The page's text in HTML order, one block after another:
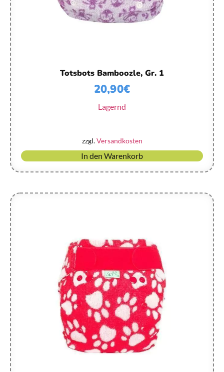
Totsbots Bamboozle, Gr. 1
20,90€
Lagernd
zzgl.Versandkosten
In den Warenkorb